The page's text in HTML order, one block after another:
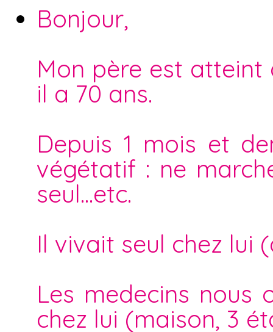
Bonjour,
Mon père est atteint
il a 70 ans.
Depuis 1 mois et
végétatif : ne
seul...etc.
Il vivait seul chez lui
Les medecins nous
chez lui (maison, 3